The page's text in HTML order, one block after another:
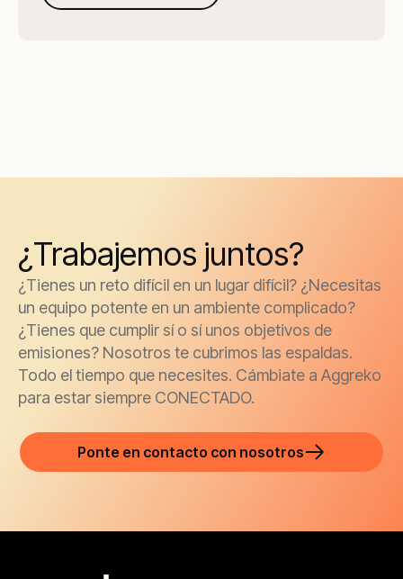
¿Trabajemos juntos?
¿Tienes un reto difícil en un lugar difícil? ¿Necesitas
un equipo potente en un ambiente complicado?
¿Tienes que cumplir sí o sí unos objetivos de
emisiones? Nosotros te cubrimos las espaldas.
Todo el tiempo que necesites. Cámbiate a Aggreko
para estar siempre CONECTADO.
Ponte en contacto con nosotros